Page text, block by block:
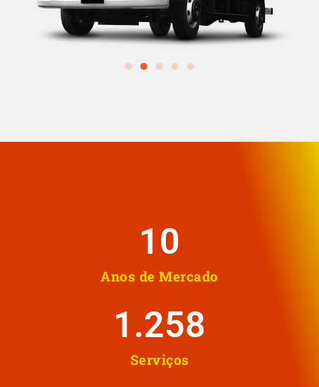
Anos de Mercado
10
Serviços
1.258